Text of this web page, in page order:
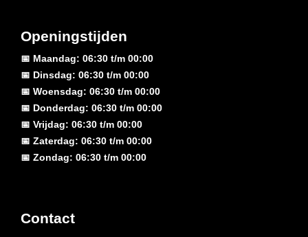
Openingstijden
📅 Maandag: 06:30 t/m 00:00
📅 Dinsdag: 06:30 t/m 00:00
📅 Woensdag: 06:30 t/m 00:00
📅 Donderdag: 06:30 t/m 00:00
📅 Vrijdag: 06:30 t/m 00:00
📅 Zaterdag: 06:30 t/m 00:00
📅 Zondag: 06:30 t/m 00:00
Contact